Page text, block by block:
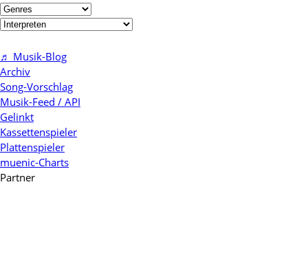
♬ Musik-Blog
Archiv
Song-Vorschlag
Musik-Feed / API
Gelinkt
Kassettenspieler
Plattenspieler
muenic-Charts
Partner